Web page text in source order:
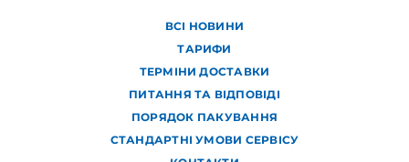
ВСІ НОВИНИ
ТАРИФИ
ТЕРМІНИ ДОСТАВКИ
ПИТАННЯ ТА ВІДПОВІДІ
ПОРЯДОК ПАКУВАННЯ
СТАНДАРТНІ УМОВИ СЕРВІСУ